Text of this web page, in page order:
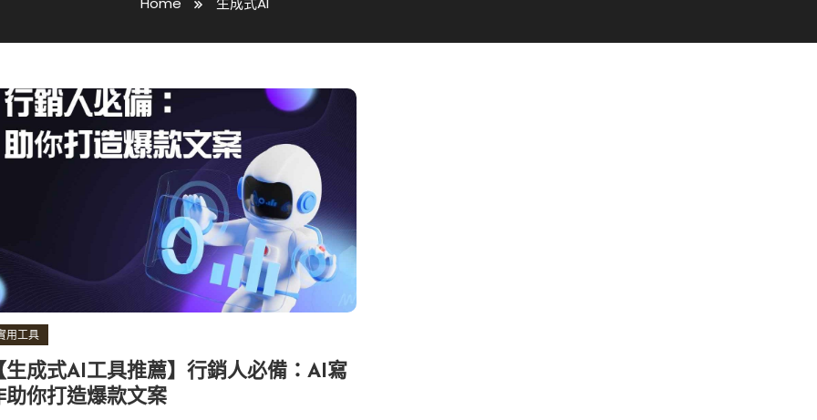
用工具
生成式AI工具推薦】行銷人必備：AI寫
助你打造爆款文案